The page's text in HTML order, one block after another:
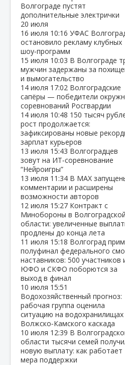
Волгограде пустят
дополнительные электрички
20 июля
16 июля 10:16 УФАС
остановило рекламу клубных
шоу‑программ
15 июля 10:03 В Волгограде
мужчин задержаны за
и вымогательство
14 июля 17:02 Волгоградские
сапёры — победители
соревнований Росгвардии
14 июля 10:48 150 тысяч
рост продолжается:
зафиксированы новые
зарплат курьеров
13 июля 15:43 Волгоградцев
зовут на ИТ‑соревнование
“Нейроигры”
13 июля 11:34 В МАХ
комментарии и расширены
возможности авторов
12 июля 15:27 Контракт с
Минобороны в Волгоградской
области: увеличенные
продлены до конца лета
11 июля 15:18 Волгоград
полуфинал федерального
наставников: 500 участников
ЮФО и СКФО поборются за
выход в финал
10 июля 15:51
Водохозяйственный прогноз:
рабочая группа оценила
ситуацию на водохранилищах
Волжско‑Камского каскада
10 июля 12:39 В
области тысячи семей
новую выплату: как работает
мера поддержки